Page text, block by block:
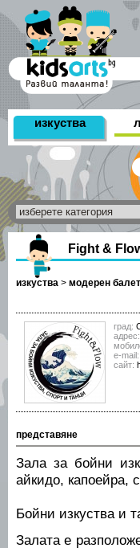
изкуства
Fight &
изкуства > модерен балет
град:
адрес:
е-mail:
сайт:
представяне
Зала за бойни
айкидо, капоейра,
Бойни изкуства и
Залата е